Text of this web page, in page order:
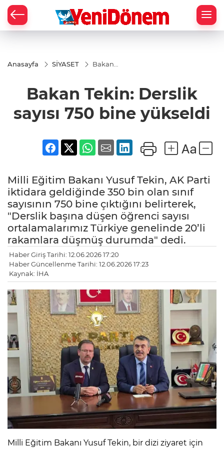
Anasayfa SİYASET
Bakan
sayısı
750
yükseldi
Bakan Tekin: Derslik
sayısı 750 bine yükseldi
Milli Eğitim Bakanı Yusuf Tekin, AK Parti
iktidara geldiğinde 350 bin olan sınıf
sayısının 750 bine çıktığını belirterek,
"Derslik başına düşen öğrenci sayısı
ortalamalarımız Türkiye genelinde 20’li
rakamlara düşmüş durumda" dedi.
Haber Giriş Tarihi: 12.06.2026 17:20
Haber Güncellenme Tarihi: 12.06.2026 17:23
Kaynak: İHA
Milli Eğitim Bakanı Yusuf Tekin, bir dizi ziyaret için